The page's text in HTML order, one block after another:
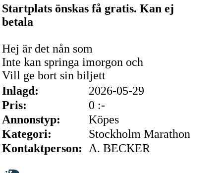
Startplats önskas få gratis. Kan ej
betala
Hej är det nån som
Inte kan springa imorgon och
Vill ge bort sin biljett
Inlagd:
2026-05-29
Pris:
0 :-
Annonstyp:
Köpes
Kategori:
Stockholm Marathon
Kontaktperson:
A. BECKER